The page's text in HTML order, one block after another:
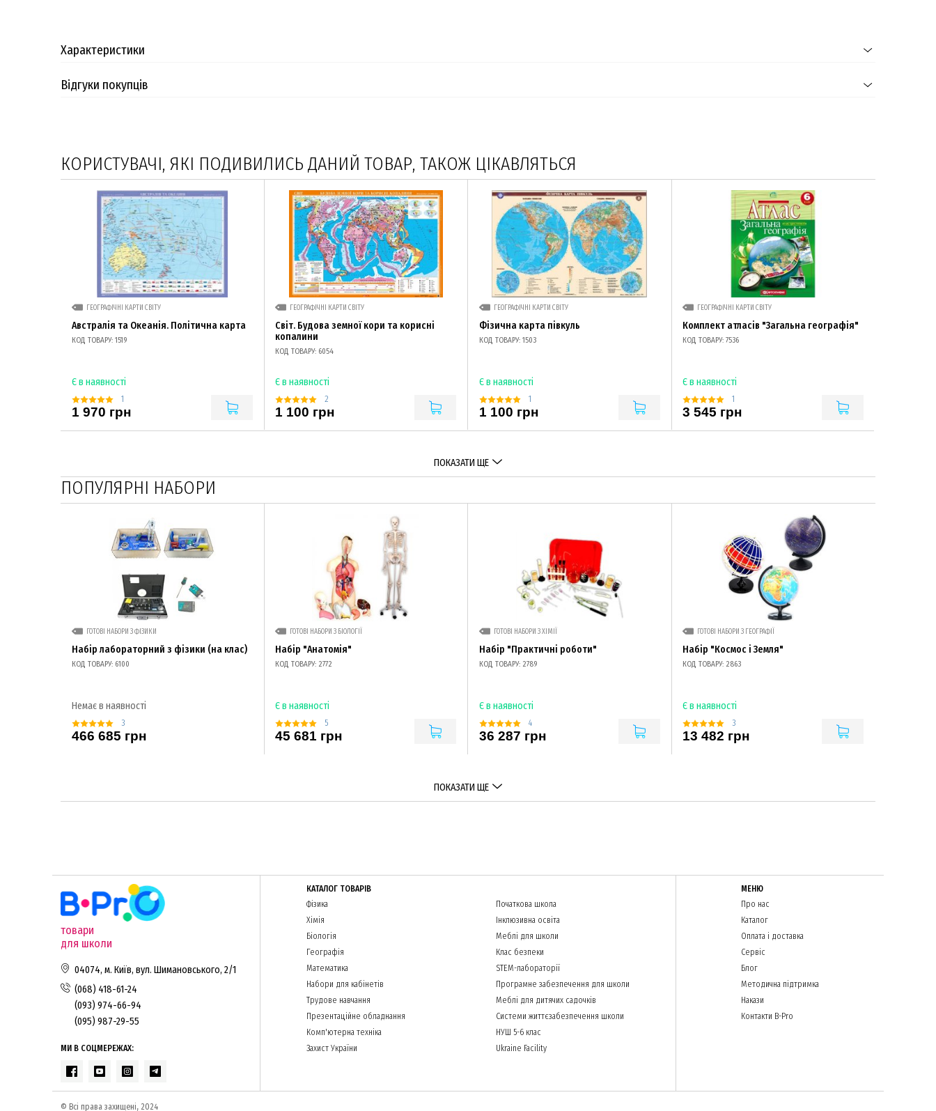
Характеристики
Відгуки покупців
КОРИСТУВАЧІ, ЯКІ ПОДИВИЛИСЬ ДАНИЙ ТОВАР, ТАКОЖ ЦІКАВЛЯТЬСЯ
ГЕОГРАФІЧНІ КАРТИ СВІТУ
Австралія та Океанія. Політична карта
КОД ТОВАРУ: 1519
Є в наявності
1
1 970 грн
ГЕОГРАФІЧНІ КАРТИ СВІТУ
Світ. Будова земної кори та корисні
копалини
КОД ТОВАРУ: 6054
Є в наявності
2
1 100 грн
ГЕОГРАФІЧНІ КАРТИ СВІТУ
Фізична карта півкуль
КОД ТОВАРУ: 1503
Є в наявності
1
1 100 грн
ГЕОГРАФІЧНІ КАРТИ СВІТУ
Комплект атласів "Загальна географія"
КОД ТОВАРУ: 7536
Є в наявності
1
3 545 грн
ПОКАЗАТИ ЩЕ
ПОПУЛЯРНІ НАБОРИ
ГОТОВІ НАБОРИ З ФІЗИКИ
Набір лабораторний з фізики (на клас)
КОД ТОВАРУ: 6100
Немає в наявності
3
466 685 грн
ГОТОВІ НАБОРИ З БІОЛОГІЇ
Набір "Анатомія"
КОД ТОВАРУ: 2772
Є в наявності
5
45 681 грн
ГОТОВІ НАБОРИ З ХІМІЇ
Набір "Практичні роботи"
КОД ТОВАРУ: 2789
Є в наявності
4
36 287 грн
ГОТОВІ НАБОРИ З ГЕОГРАФІЇ
Набір "Космос і Земля"
КОД ТОВАРУ: 2863
Є в наявності
3
13 482 грн
ПОКАЗАТИ ЩЕ
товари
для школи
04074, м. Київ, вул. Шимановського, 2/1
(068) 418-61-24
(093) 974-66-94
(095) 987-29-55
МИ В СОЦМЕРЕЖАХ:
КАТАЛОГ ТОВАРІВ
Фізика
Хімія
Біологія
Географія
Математика
Набори для кабінетів
Трудове навчання
Презентаційне обладнання
Комп'ютерна техніка
Захист України
Початкова школа
Інклюзивна освіта
Меблі для школи
Клас безпеки
STEM-лабораторії
Програмне забезпечення для школи
Меблі для дитячих садочків
Системи життєзабезпечення школи
НУШ 5-6 клас
Ukraine Facility
МЕНЮ
Про нас
Каталог
Оплата і доставка
Сервіс
Блог
Методична підтримка
Накази
Контакти B-Pro
© Всі права захищені, 2024